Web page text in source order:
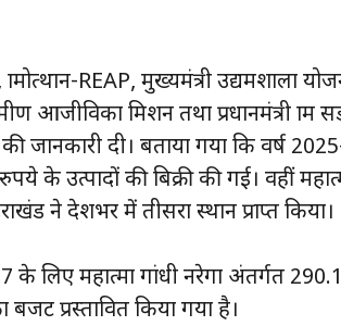
REAP, मुख्यमंत्री उद्यमशाला
आजीविका मिशन तथा प्रधानमंत्री ग्राम
जानकारी दी। बताया गया कि वर्ष
उत्पादों की बिक्री की गई। वहीं
ने देशभर में तीसरा स्थान प्राप्त किया।
के लिए महात्मा गांधी नरेगा अंतर्गत
प्रस्तावित किया गया है।